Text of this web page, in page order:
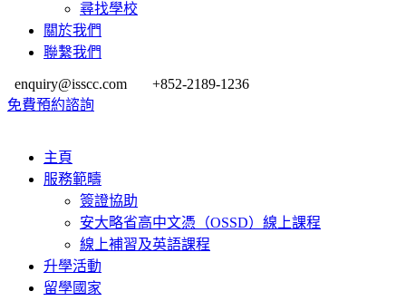
尋找學校
關於我們
聯繫我們
enquiry@isscc.com
+852-2189-1236
免費預約諮詢
主頁
服務範疇
簽證協助
安大略省高中文憑（OSSD）線上課程
線上補習及英語課程
升學活動
留學國家